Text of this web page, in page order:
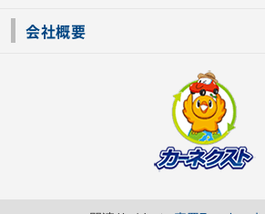
会社概要